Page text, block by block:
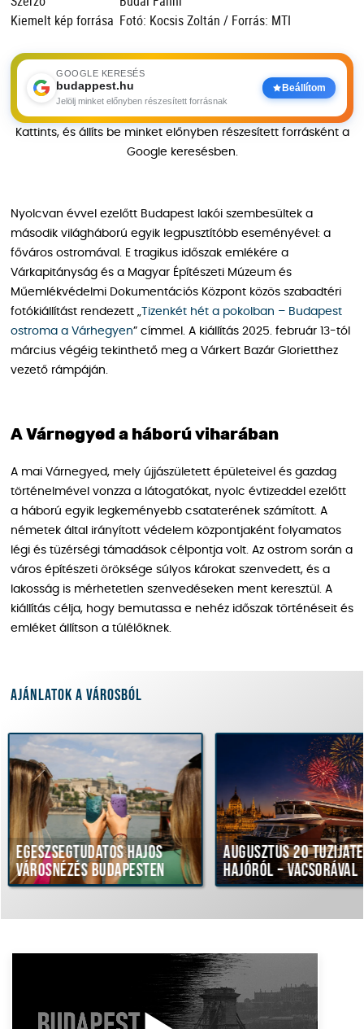
Kiemelt kép forrása Fotó: Kocsis Zoltán / Forrás: MTI
GOOGLE KERESÉS
budappest.hu
Jelölj minket előnyben részesített forrásnak
Beállítom
Kattints, és állíts be minket előnyben részesített forrásként a
Google keresésben.
Nyolcvan évvel ezelőtt Budapest lakói szembesültek a
második világháború egyik legpusztítóbb eseményével: a
főváros ostromával. E tragikus időszak emlékére a
Várkapitányság és a Magyar Építészeti Múzeum és
Műemlékvédelmi Dokumentációs Központ közös szabadtéri
fotókiállítást rendezett „ Tizenkét hét a pokolban – Budapest
ostroma a Várhegyen” címmel. A kiállítás 2025. február 13-tól
március végéig tekinthető meg a Várkert Bazár Glorietthez
vezető rámpáján.
A Várnegyed a háború viharában
A mai Várnegyed, mely újjászületett épületeivel és gazdag
történelmével vonzza a látogatókat, nyolc évtizeddel ezelőtt
a háború egyik legkeményebb csataterének számított. A
németek által irányított védelem központjaként folyamatos
légi és tüzérségi támadások célpontja volt. Az ostrom során a
város építészeti öröksége súlyos károkat szenvedett, és a
lakosság is mérhetetlen szenvedéseken ment keresztül. A
kiállítás célja, hogy bemutassa e nehéz időszak történéseit és
emléket állítson a túlélőknek.
Ajánlatok a városból
hajós
Budapesten
Augusztus 20 tűzijáték
hajóról – vacsorával